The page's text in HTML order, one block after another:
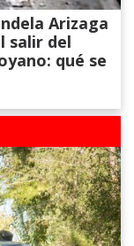
Arizaga
salir del
qué se